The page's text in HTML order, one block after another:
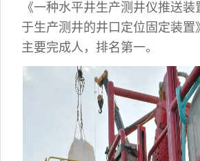
《一种水平井生产测井仪推送
于生产测井的井口定位固定装置
主要完成人，排名第一。